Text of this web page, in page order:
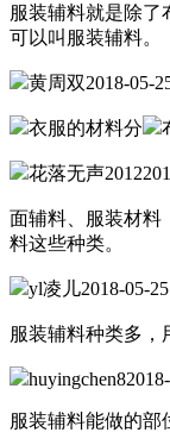
服装辅料就是除
可以叫服装辅料。
黄周双2018-05-
衣服的材料分
花落无声2012
面辅料、服装材料
料这些种类。
yl凌儿2018-05-
服装辅料种类多，
huyingchen8
服装辅料能做的部